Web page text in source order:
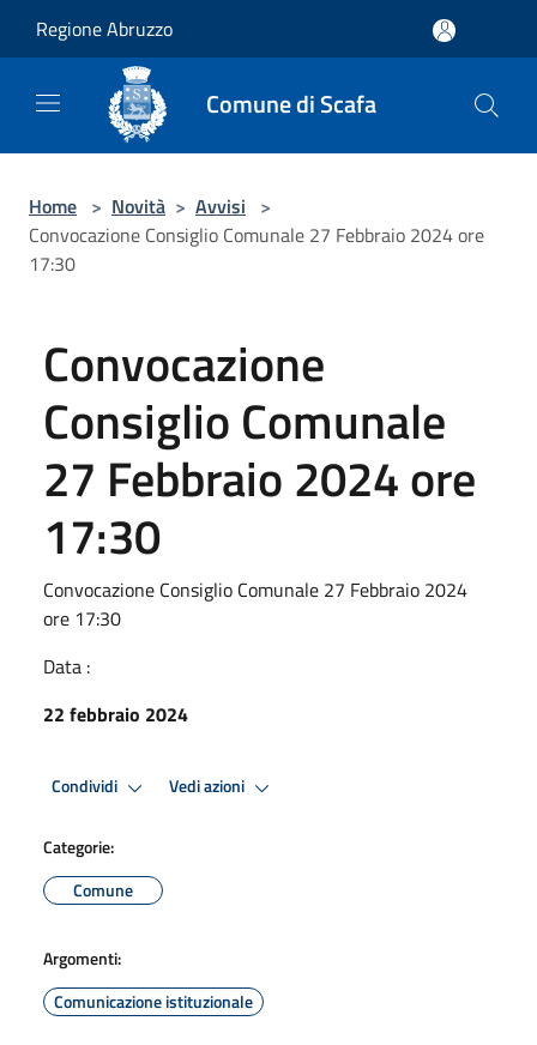
Regione Abruzzo
Comune di Scafa
Home > Novità > Avvisi >
Convocazione Consiglio Comunale 27 Febbraio 2024 ore
17:30
Convocazione
Consiglio Comunale
27 Febbraio 2024 ore
17:30
Convocazione Consiglio Comunale 27 Febbraio 2024
ore 17:30
Data :
22 febbraio 2024
Condividi Vedi azioni
Categorie:
Comune
Argomenti:
Comunicazione istituzionale